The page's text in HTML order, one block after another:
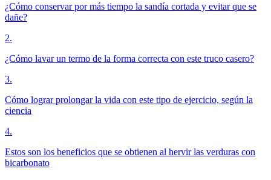
¿Cómo conservar por más tiempo la sandía cortada y evitar que se
dañe?
2.
¿Cómo lavar un termo de la forma correcta con este truco casero?
3.
Cómo lograr prolongar la vida con este tipo de ejercicio, según la
ciencia
4.
Estos son los beneficios que se obtienen al hervir las verduras con
bicarbonato